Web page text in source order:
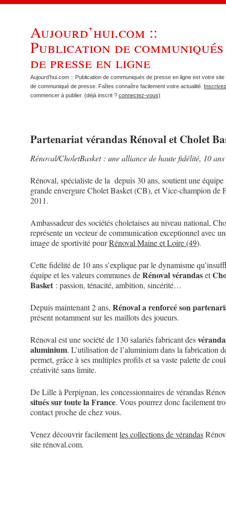
Aujourd’hui.com ::
Publication de communiqués
de presse en ligne
Aujourd’hui.com :: Publication de communiqués de presse en ligne est votre site
de communiqué de presse. Faîtes connaître facilement votre actualité.
commencer à publier. (déjà inscrit ? connectez-vous)
Partenariat vérandas Rénoval et Cholet
Rénoval/CholetBasket : une alliance de haute fidélité, 10
Rénoval, spécialiste de la depuis 30 ans, soutient une équipe
grande envergure Cholet Basket (CB), et Vice-champion de
2011.
Ambassadeur des sociétés choletaises au niveau national,
représente un vecteur de communication exceptionnel avec
image de sportivité pourRénoval Maine et Loire (49).
Cette fidélité de 10 ans s’explique par le dynamisme
équipe et les valeurs communes deRénoval vérandaset
Basket: passion, ténacité, ambition, sincérité…
Depuis maintenant 2 ans, Rénoval a renforcé son
présent notamment sur les maillots des joueurs.
Rénoval est une société de 130 salariés fabricant des
aluminium. L’utilisation de l’aluminium dans la fabrication
permet, grâce à ses multiples profils et sa vaste palette de
créativité sans limite.
De Lille à Perpignan, les concessionnaires de vérandas
situés sur toute la France. Vous pourrez donc facilement
contact proche de chez vous.
Venez découvrir facilementles collections de vérandas
site rénoval.com.